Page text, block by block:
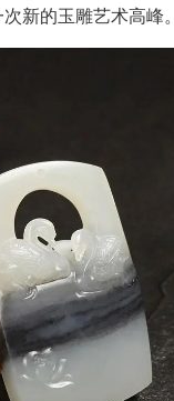
新的玉雕艺术高峰。